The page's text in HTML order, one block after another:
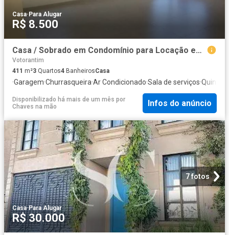
Casa· Para Alugar
R$ 8.500
Casa / Sobrado em Condomínio para Locação em Votorantim/SP Cyrela Landscape Esplanada 3 Quartos
Votorantim
411 m²3 Quartos4 BanheirosCasa
·Garagem·Churrasqueira·Ar Condicionado·Sala de serviços·Quintal
Disponibilizado há mais de um mês por
Chaves na mão
Infos do anúncio
7 fotos
Casa·Para Alugar
R$ 30.000